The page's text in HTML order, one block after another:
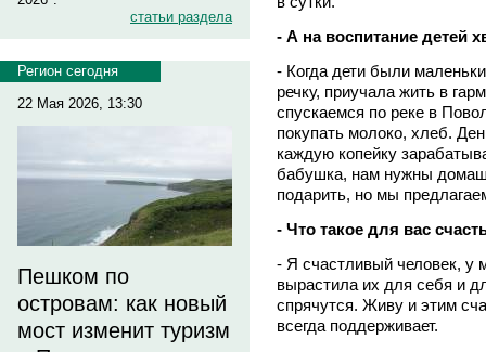
статьи раздела
Регион сегодня
22 Мая 2026, 13:30
Пешком по
островам: как новый
мост изменит туризм
- А на воспитание детей
- Когда дети были
речку, приучала жить в
спускаемся по реке в
покупать молоко, хлеб.
каждую копейку
бабушка, нам нужны
подарить, но мы
- Что такое для вас
- Я счастливый человек,
вырастила их для себя и
спрячутся. Живу и этим
всегда поддерживает.